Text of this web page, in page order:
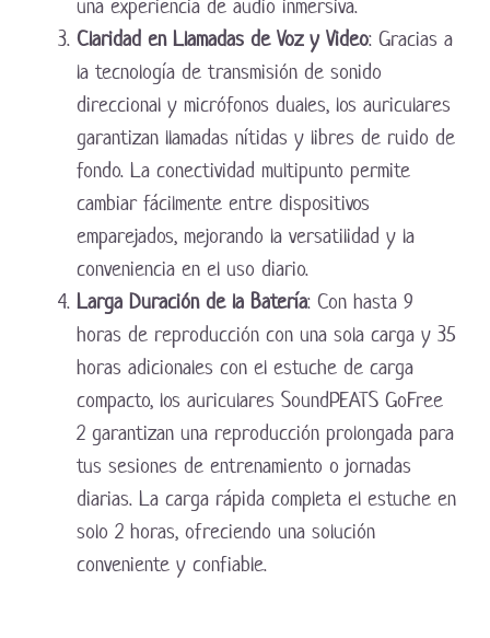
una experiencia de audio inmersiva.
Claridad en Llamadas de Voz y Video: Gracias a
la tecnología de transmisión de sonido
direccional y micrófonos duales, los auriculares
garantizan llamadas nítidas y libres de ruido de
fondo. La conectividad multipunto permite
cambiar fácilmente entre dispositivos
emparejados, mejorando la versatilidad y la
conveniencia en el uso diario.
Larga Duración de la Batería: Con hasta 9
horas de reproducción con una sola carga y 35
horas adicionales con el estuche de carga
compacto, los auriculares SoundPEATS GoFree
2 garantizan una reproducción prolongada para
tus sesiones de entrenamiento o jornadas
diarias. La carga rápida completa el estuche en
solo 2 horas, ofreciendo una solución
conveniente y confiable.